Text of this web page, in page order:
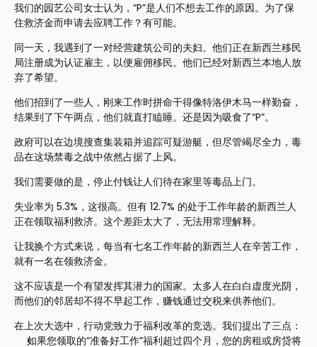
我们的园艺公司女士认为，“P”是人们不想去工作的原因。为了保
住救济金而申请去应聘工作？有可能。
同一天，我遇到了一对经营建筑公司的夫妇。他们正在新西兰移民
局注册成为认证雇主，以便雇佣移民。他们已经对新西兰本地人放
弃了希望。
他们招到了一些人，刚来工作时拼命干得像特洛伊木马一样勤奋，
结果到了下午两点，他们就直打瞌睡。还是因为吸食了“P”。
政府可以在边境搜查集装箱并追踪可疑游艇，但尽管竭尽全力，毒
品在这场禁毒之战中依然占据了上风。
我们需要做的是，停止付钱让人们待在家里等毒品上门。
失业率为 5.3%，这很高。但有 12.7% 的处于工作年龄的新西兰人
正在领取福利救济。这个差距太大了，无法用常理解释。
让我换个方式来说，每当有七名工作年龄的新西兰人在辛苦工作，
就有一名在领救济金。
这不应该是一个有望发挥其潜力的国家。太多人在白白虚度光阴，
而他们的邻居却不得不早起工作，赚钱通过交税来供养他们。
在上次大选中，行动党致力于福利改革的竞选。我们提出了三点：
如果您领取的“准备好工作”福利超过四个月，您的房租或房贷将